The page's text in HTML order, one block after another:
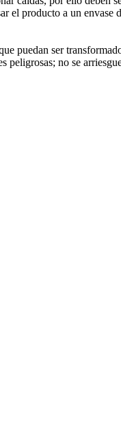
el producto a un
puedan ser
no se